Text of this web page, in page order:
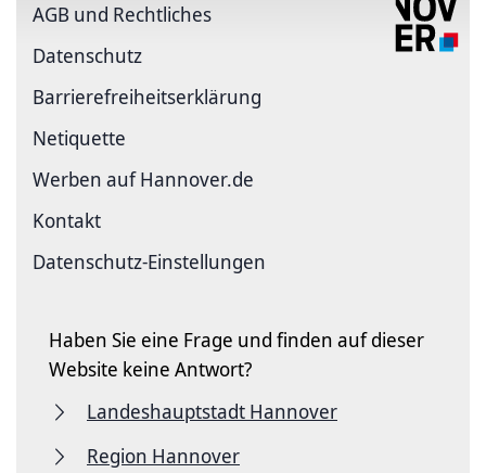
AGB und Rechtliches
Datenschutz
Barriere­freiheits­erklärung
Netiquette
Werben auf Hannover.de
Kontakt
Datenschutz-Einstellungen
Haben Sie eine Frage und finden auf dieser
Website keine Antwort?
Landeshauptstadt Hannover
Region Hannover